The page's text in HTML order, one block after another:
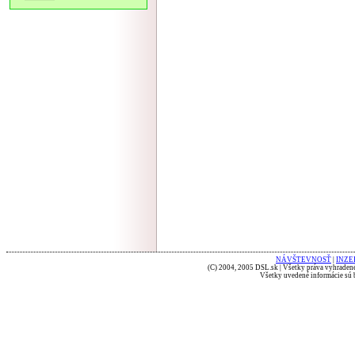
NÁVŠTEVNOSŤ
(C) 2004, 2005 DSL.sk | Všetky práva
Všetky uvedené informácie sú